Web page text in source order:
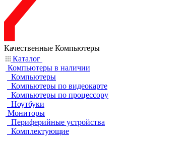
Качественные Компьютеры
Каталог
Компьютеры в наличии
Компьютеры
Компьютеры по видеокарте
Компьютеры по процессору
Ноутбуки
Мониторы
Периферийные устройства
Комплектующие